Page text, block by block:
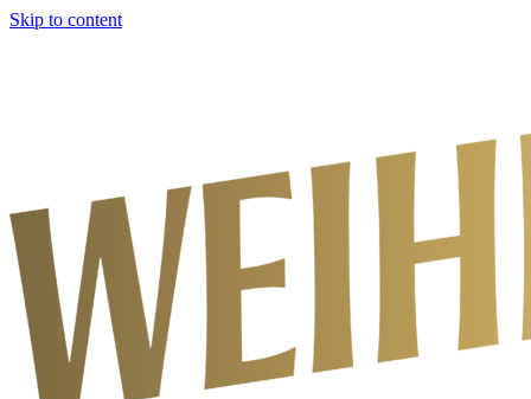
Skip to content